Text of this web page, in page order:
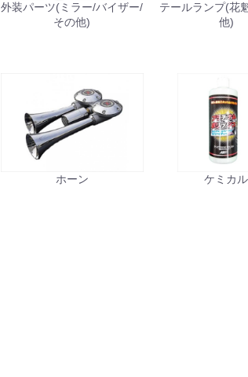
外装パーツ(ミラー/バイザー/
その他)
テールランプ(花
他)
ホーン ケミカル